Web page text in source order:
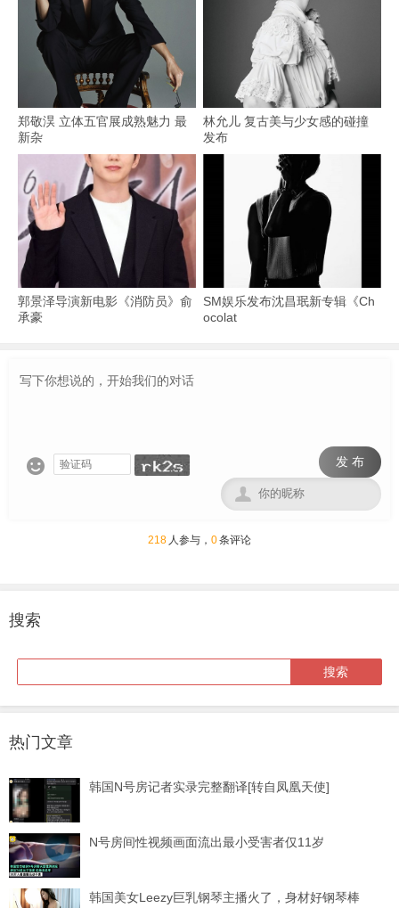
郑敬淏 立体五官展成熟魅力 最
新杂
林允儿 复古美与少女感的碰撞
发布
郭景泽导演新电影《消防员》俞
承豪
SM娱乐发布沈昌珉新专辑《Ch
ocolat
 发 布

218 人参与， 0条评论
搜索
热门文章
韩国N号房记者实录完整翻译[转自凤凰天使]
N号房间性视频画面流出最小受害者仅11岁
韩国美女Leezy巨乳钢琴主播火了，身材好钢琴棒